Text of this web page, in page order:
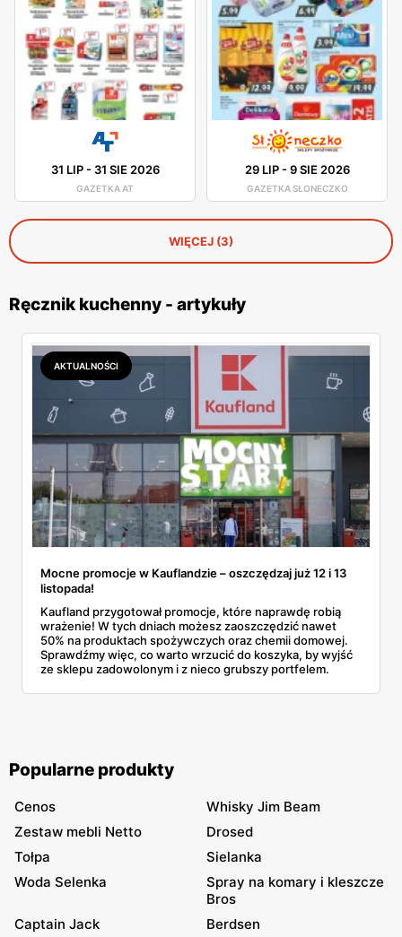
31 LIP- 31 SIE 2026
GAZETKA AT
29 LIP-9 SIE 2026
GAZETKA SŁONECZKO
WIĘCEJ (3)
Ręcznik kuchenny - artykuły
AKTUALNOŚCI
Mocne promocje w Kauflandzie – oszczędzaj już 12 i 13
listopada!
Kaufland przygotował promocje, które naprawdę robią
wrażenie! W tych dniach możesz zaoszczędzić nawet
50% na produktach spożywczych oraz chemii domowej.
Sprawdźmy więc, co warto wrzucić do koszyka, by wyjść
ze sklepu zadowolonym i z nieco grubszy portfelem.
Popularne produkty
Cenos
Whisky Jim Beam
Zestaw mebli Netto
Drosed
Tołpa
Sielanka
Woda Selenka
Spray na komary i kleszcze
Bros
Captain Jack
Berdsen